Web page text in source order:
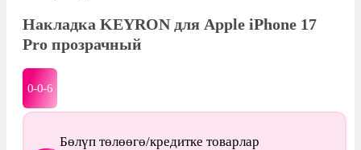
Накладка KEYRON для Apple iPhone 17
Pro прозрачный
0-0-6
Бөлүп төлөөгө/кредитке товарлар